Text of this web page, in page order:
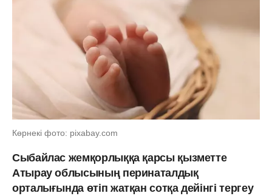
Көрнекі фото: pixabay.com
Сыбайлас жемқорлыққа қарсы қызметте
Атырау облысының перинаталдық
орталығында өтіп жатқан сотқа дейінгі тергеу